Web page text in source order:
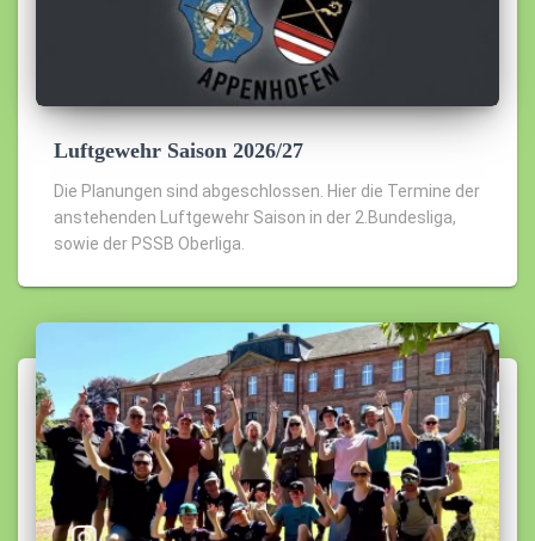
Luftgewehr Saison 2026/27
Die Planungen sind abgeschlossen. Hier die Termine der
anstehenden Luftgewehr Saison in der 2.Bundesliga,
sowie der PSSB Oberliga.